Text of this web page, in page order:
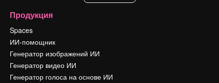
Продукция
Spaces
ИИ-помощник
Генератор изображений ИИ
Генератор видео ИИ
Генератор голоса на основе ИИ